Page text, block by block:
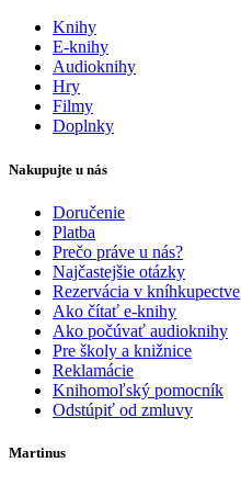
Knihy
E-knihy
Audioknihy
Hry
Filmy
Doplnky
Nakupujte u nás
Doručenie
Platba
Prečo práve u nás?
Najčastejšie otázky
Rezervácia v kníhkupectve
Ako čítať e-knihy
Ako počúvať audioknihy
Pre školy a knižnice
Reklamácie
Knihomoľský pomocník
Odstúpiť od zmluvy
Martinus